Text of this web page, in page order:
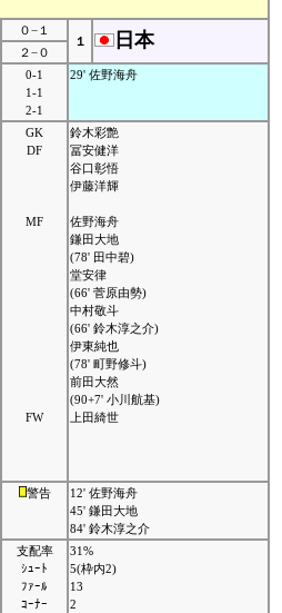
０−１
１
日本
２−０
0-1
1-1
2-1
29' 佐野海舟
GK
DF
MF
FW
鈴木彩艶
冨安健洋
谷口彰悟
伊藤洋輝
佐野海舟
鎌田大地
(78' 田中碧)
堂安律
(66' 菅原由勢)
中村敬斗
(66' 鈴木淳之介)
伊東純也
(78' 町野修斗)
前田大然
(90+7' 小川航基)
上田綺世
警告
12' 佐野海舟
45' 鎌田大地
84' 鈴木淳之介
支配率
ｼｭｰﾄ
ﾌｧｰﾙ
ｺｰﾅｰ
31%
5(枠内2)
13
2